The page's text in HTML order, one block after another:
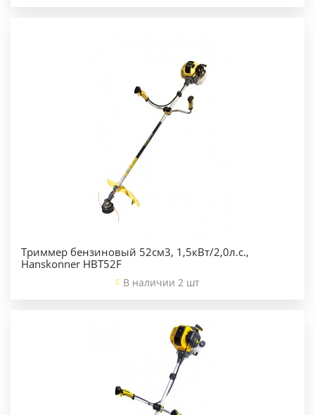
Триммер бензиновый 52см3, 1,5кВт/2,0л.с.,
Hanskonner HBT52F
В наличии 2 шт